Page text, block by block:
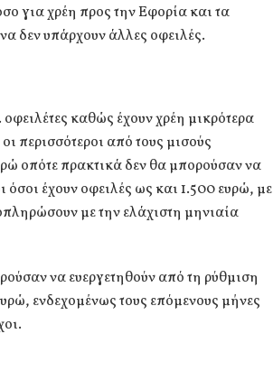
για χρέη προς την Εφορία και τα
δεν υπάρχουν άλλες οφειλές.
καθώς έχουν χρέη μικρότερα
περισσότεροι από τους μισούς
οπότε πρακτικά δεν θα μπορούσαν να
έχουν οφειλές ως και 1.500 ευρώ, με
με την ελάχιστη μηνιαία
να ευεργετηθούν από τη ρύθμιση
ενδεχομένως τους επόμενους μήνες